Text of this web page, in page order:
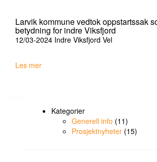
Larvik kommune vedtok oppstartssak
betydning for indre Viksfjord
12/03-2024 Indre Viksfjord Vel
Les mer
Kategorier
Generell info (11)
Prosjektnyheter (15)